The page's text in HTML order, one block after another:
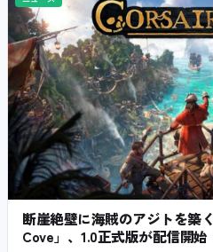
断崖絶壁に海賊のアジトを築
Cove」、1.0正式版が配信開始